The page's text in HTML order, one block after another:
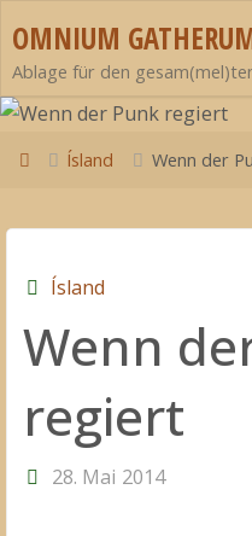
Inhalt
springen
OMNIUM
Ablage für den
StartÍsland Wenn der
Ísland
Wenn
regiert
28. Mai 2014